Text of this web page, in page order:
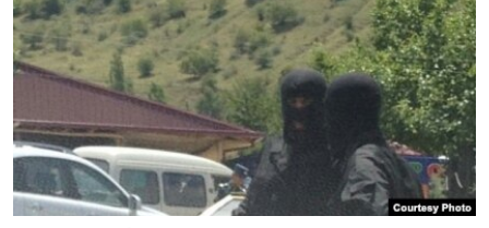
ДЕПОРТАЦІЯ
ВІДЕОУРОКИ «ELIFBE»
СВІДЧЕННЯ ОКУПАЦІЇ
УКРАЇНСЬКА ПРОБЛЕМА КРИМУ
ІНФОГРАФІКА
ЯК ОБІЙТИ БЛОКУВАННЯ
Русский
Qırımtatar
ДОЛУЧАЙСЯ!